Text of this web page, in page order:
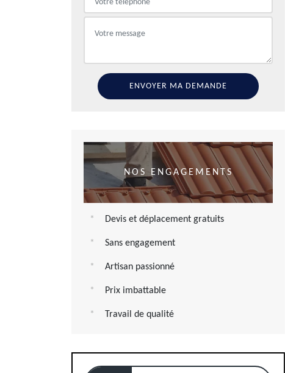
NOS ENGAGEMENTS
Devis et déplacement gratuits
Sans engagement
Artisan passionné
Prix imbattable
Travail de qualité